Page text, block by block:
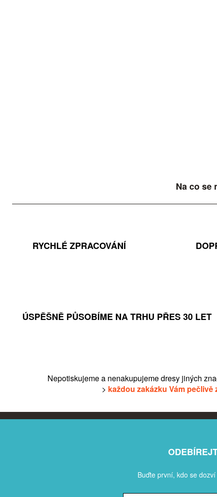
Na co se
RYCHLÉ ZPRACOVÁNÍ
ÚSPĚŠNĚ PŮSOBÍME NA TRHU PŘES 30 LET
Nepotiskujeme a nenakupujeme dresy jiných
> každou zakázku Vám
Buďte první, kdo se